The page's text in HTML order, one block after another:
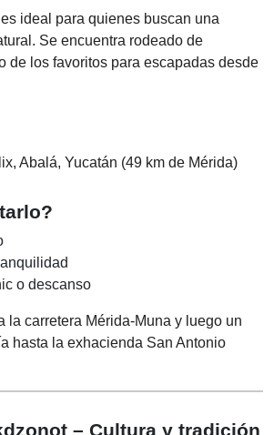
ideal para quienes buscan una
Se encuentra rodeado de
de los favoritos para escapadas desde
Abalá, Yucatán (49 km de Mérida)
o descanso
la carretera Mérida-Muna y luego un
hasta la exhacienda San Antonio
– Cultura y tradición